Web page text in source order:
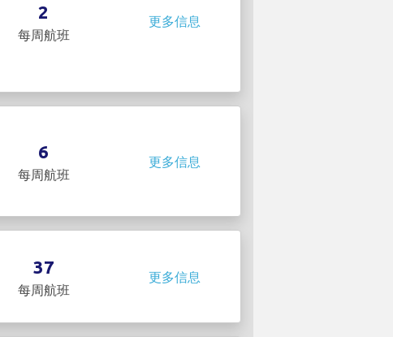
2
每周航班
更多信息
6
每周航班
更多信息
37
每周航班
更多信息